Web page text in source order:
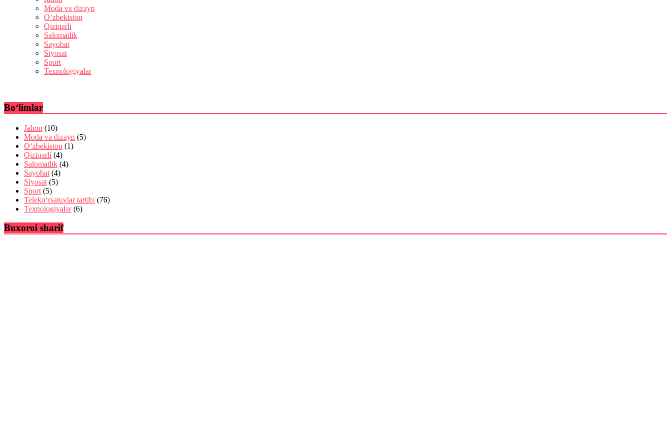
Moda va dizayn
O‘zbekiston
Qiziqarli
Salomatlik
Sayohat
Siyosat
Sport
Texnologiyalar
Bo‘limlar
Jahon (10)
Moda va dizayn (5)
O‘zbekiston (1)
Qiziqarli (4)
Salomatlik (4)
Sayohat (4)
Siyosat (5)
Sport (5)
Teleko‘rsatuvlar tartibi (76)
Texnologiyalar(6)
Buxoroi sharif